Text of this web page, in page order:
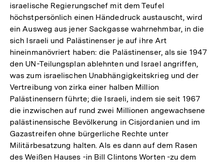
israelische Regierungschef mit dem Teufel
höchstpersönlich einen Händedruck austauscht, wird
ein Ausweg aus jener Sackgasse wahrnehmbar, in die
sich Israeli und Palästinenser je auf ihre Art
hineinmanövriert haben: die Palästinenser, als sie 1947
den UN-Teilungsplan ablehnten und Israel angriffen,
was zum israelischen Unabhängigkeitskrieg und der
Vertreibung von zirka einer halben Million
Palästinensern führte; die Israeli, indem sie seit 1967
die inzwischen auf rund zwei Millionen angewachsene
palästinensische Bevölkerung in Cisjordanien und im
Gazastreifen ohne bürgerliche Rechte unter
Militärbesatzung halten. Als es dann auf dem Rasen
des Weißen Hauses -in Bill Clintons Worten -zu dem